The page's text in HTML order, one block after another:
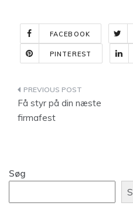
FACEBOOK
PINTEREST
Få styr på din næste
firmafest
Søg